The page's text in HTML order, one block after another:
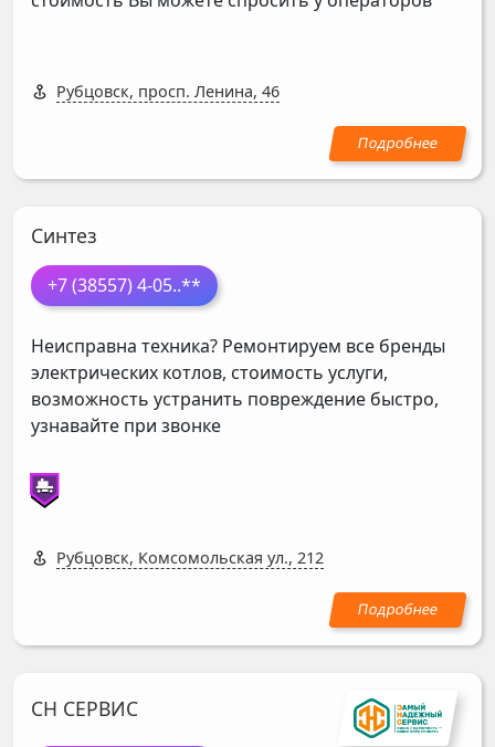
Рубцовск, просп. Ленина, 46
Синтез
+7 (38557) 4-05..**
Неисправна техника? Ремонтируем все бренды
электрических котлов, стоимость услуги,
возможность устранить повреждение быстро,
узнавайте при звонке
Рубцовск, Комсомольская ул., 212
СН СЕРВИС